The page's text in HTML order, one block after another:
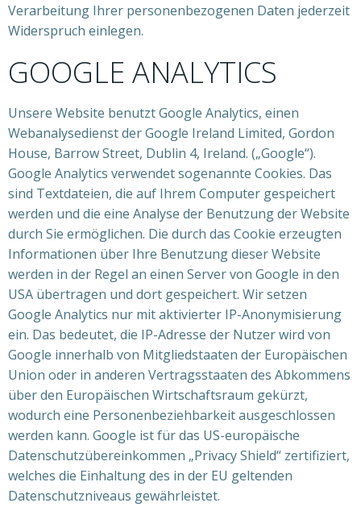
Verarbeitung Ihrer personenbezogenen Daten jederzeit
Widerspruch einlegen.
GOOGLE ANALYTICS
Unsere Website benutzt Google Analytics, einen
Webanalysedienst der Google Ireland Limited, Gordon
House, Barrow Street, Dublin 4, Ireland. („Google“).
Google Analytics verwendet sogenannte Cookies. Das
sind Textdateien, die auf Ihrem Computer gespeichert
werden und die eine Analyse der Benutzung der Website
durch Sie ermöglichen. Die durch das Cookie erzeugten
Informationen über Ihre Benutzung dieser Website
werden in der Regel an einen Server von Google in den
USA übertragen und dort gespeichert. Wir setzen
Google Analytics nur mit aktivierter IP-Anonymisierung
ein. Das bedeutet, die IP-Adresse der Nutzer wird von
Google innerhalb von Mitgliedstaaten der Europäischen
Union oder in anderen Vertragsstaaten des Abkommens
über den Europäischen Wirtschaftsraum gekürzt,
wodurch eine Personenbeziehbarkeit ausgeschlossen
werden kann. Google ist für das US-europäische
Datenschutzübereinkommen „Privacy Shield“ zertifiziert,
welches die Einhaltung des in der EU geltenden
Datenschutzniveaus gewährleistet.